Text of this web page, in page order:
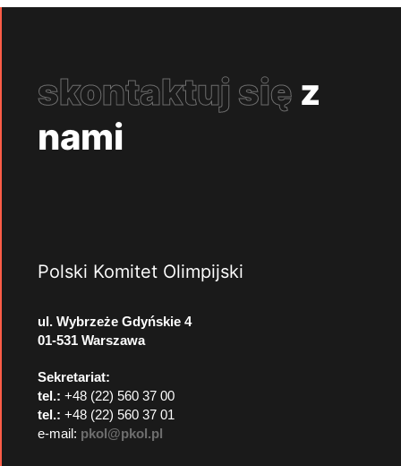
skontaktuj się z
nami
Polski Komitet Olimpijski
ul. Wybrzeże Gdyńskie 4
01-531 Warszawa
Sekretariat:
tel.: +48 (22) 560 37 00
tel.: +48 (22) 560 37 01
e-mail: pkol@pkol.pl